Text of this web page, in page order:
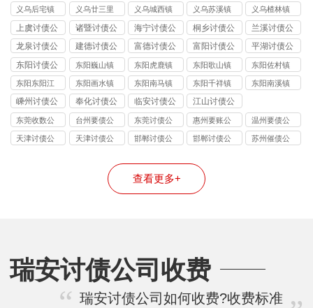
司
讨债公司
镇讨债公司
讨债公司
讨债公司
义乌后宅镇
讨债公司
义乌廿三里
镇讨债公司
义乌城西镇
讨债公司
义乌苏溪镇
讨债公司
义乌楂林镇
讨债公司
上虞讨债公
司
诸暨讨债公
司
海宁讨债公
司
桐乡讨债公
司
兰溪讨债公
司
龙泉讨债公
司
建德讨债公
司
富德讨债公
司
富阳讨债公
司
平湖讨债公
司
东阳讨债公
司
东阳巍山镇
讨债公司
东阳虎鹿镇
讨债公司
东阳歌山镇
讨债公司
东阳佐村镇
讨债公司
东阳东阳江
镇讨债公司
东阳画水镇
讨债公司
东阳南马镇
讨债公司
东阳千祥镇
讨债公司
东阳南溪镇
嵊州讨债公
司
奉化讨债公
司
临安讨债公
司
江山讨债公
司
东莞收数公
司
台州要债公
司
东莞讨债公
司
惠州要账公
司
温州要债公
司
天津讨债公
天津讨债公
邯郸讨债公
邯郸讨债公
苏州催债公
查看更多+
瑞安讨债公司收费
瑞安讨债公司如何收费?收费标准